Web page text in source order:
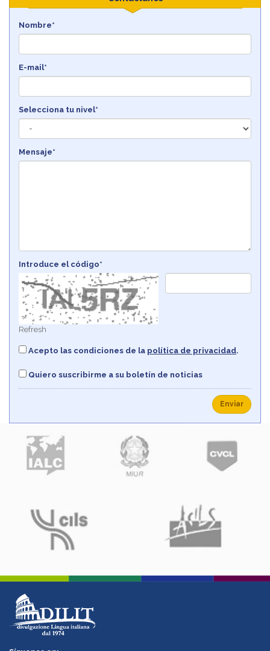
Nombre*
E-mail*
Selecciona tu nivel*
Mensaje*
Introduce el código*
Refresh
Acepto las condiciones de la política de privacidad.
Quiero suscribirme a su boletín de noticias
Enviar